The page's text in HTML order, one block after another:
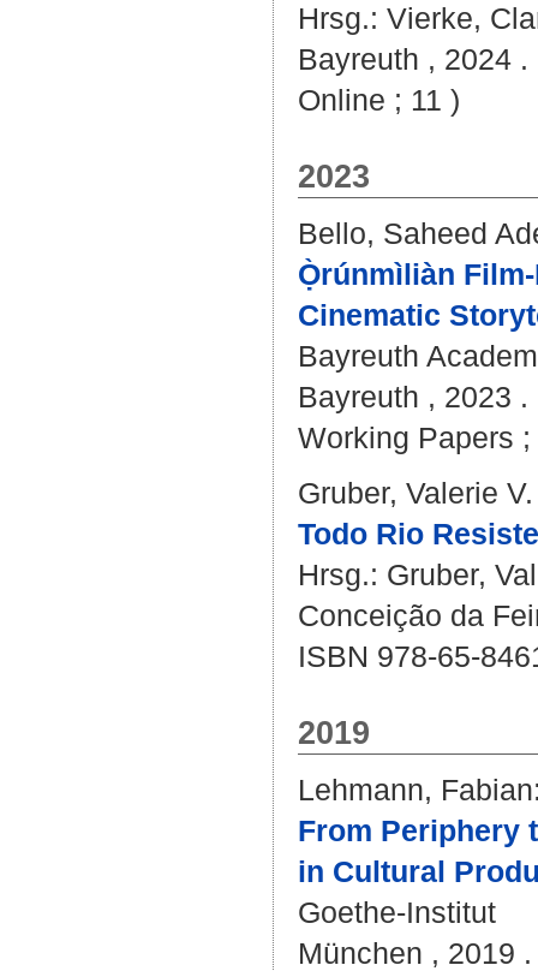
Hrsg.: Vierke,
Bayreuth , 2024
Online ; 11 )
2023
Bello, Saheed
Ọ̀rúnmìliàn
Cinematic
Bayreuth
Bayreuth , 2023
Working Papers
Gruber, Valerie
Todo Rio
Hrsg.: Gruber,
Conceição da
ISBN 978-65-
2019
Lehmann, Fabian
From Periphery
in Cultural
Goethe-Institut
München , 2019